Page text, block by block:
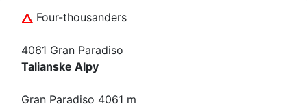
Four-thousanders
4061 Gran Paradiso
Talianske Alpy
Gran Paradiso 4061 m